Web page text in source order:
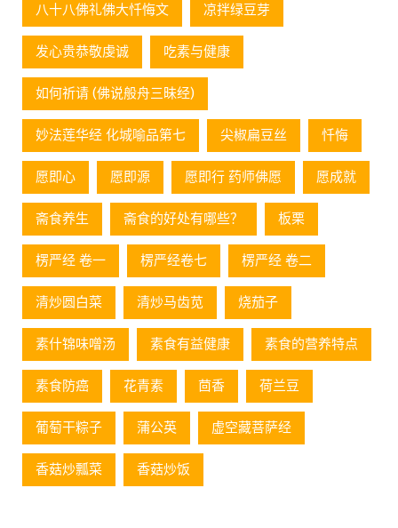
八十八佛礼佛大忏悔文 凉拌绿豆芽
发心贵恭敬虔诚 吃素与健康
如何祈请 (佛说般舟三昧经)
妙法莲华经 化城喻品第七 尖椒扁豆丝 忏悔
愿即心 愿即源 愿即行 药师佛愿 愿成就
斋食养生 斋食的好处有哪些？ 板栗
楞严经 卷一 楞严经卷七 楞严经 卷二
清炒圆白菜 清炒马齿苋 烧茄子
素什锦味噌汤 素食有益健康 素食的营养特点
素食防癌 花青素 茴香 荷兰豆
葡萄⼲粽⼦ 蒲公英 虚空藏菩萨经
香菇炒瓢菜 香菇炒饭